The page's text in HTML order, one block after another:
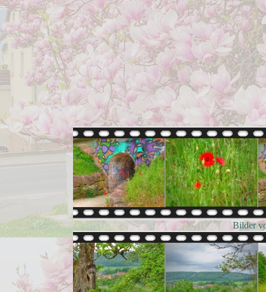
Bilder